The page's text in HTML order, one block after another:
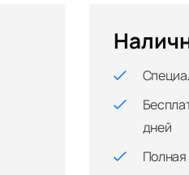
дней
Полная